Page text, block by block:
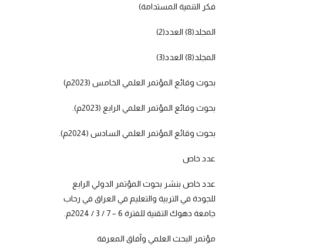
فكر التنمية المستدامة)
المجلد(8) العدد(2)
المجلد(8) العدد(3)
بحوث وقائع المؤتمر العلمي الخامس (2023م)
بحوث وقائع المؤتمر العلمي الرابع (2023م).
بحوث وقائع المؤتمر العلمي السادس (2024م).
عدد خاص
عدد خاص بنشر بحوث المؤتمر الدولي الرابع
للجودة في التربية والتعليم في العراق في رحاب
جامعة دهوك التقنية للفترة 6 – 7 / 3 / 2024م.
مؤتمر البحث العلمي وآفاق المعرفة